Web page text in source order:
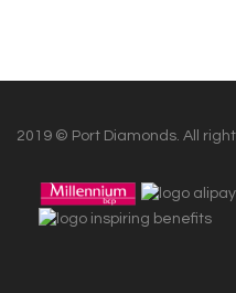
2019 © Port Diamonds. All